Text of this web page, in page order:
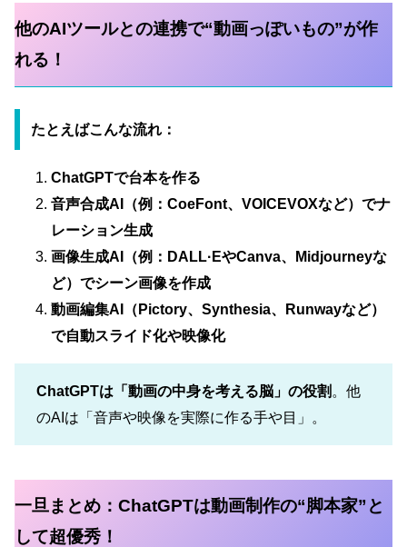
他のAIツールとの連携で“動画っぽいもの”が作
れる！
たとえばこんな流れ：
ChatGPTで台本を作る
音声合成AI（例：CoeFont、VOICEVOXなど）でナ
レーション生成
画像生成AI（例：DALL·EやCanva、Midjourneyな
ど）でシーン画像を作成
動画編集AI（Pictory、Synthesia、Runwayなど）
で自動スライド化や映像化
ChatGPTは「動画の中身を考える脳」の役割 。他
のAIは「音声や映像を実際に作る手や目」。
一旦まとめ：ChatGPTは動画制作の“脚本家”と
して超優秀！